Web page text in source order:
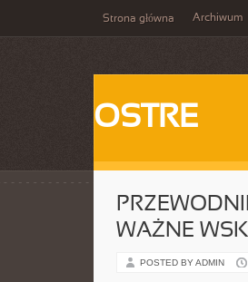
Strona główna Archiwum
OSTRE
WAŻNE
POSTED BY ADMIN